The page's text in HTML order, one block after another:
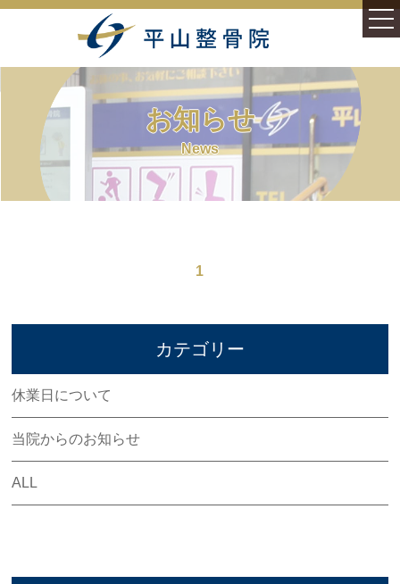
ホーム
施術案内
症状別
様々なむち打ち症
平山整骨院について
お知らせ
News
1
カテゴリー
休業日について
当院からのお知らせ
ALL